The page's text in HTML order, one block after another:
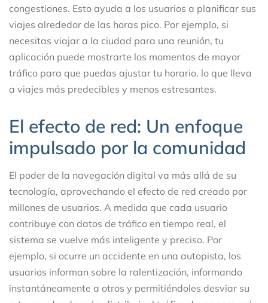
congestiones. Esto ayuda a los usuarios a planificar sus
viajes alrededor de las horas pico. Por ejemplo, si
necesitas viajar a la ciudad para una reunión, tu
aplicación puede mostrarte los momentos de mayor
tráfico para que puedas ajustar tu horario, lo que lleva
a viajes más predecibles y menos estresantes.
El efecto de red: Un enfoque
impulsado por la comunidad
El poder de la navegación digital va más allá de su
tecnología, aprovechando el efecto de red creado por
millones de usuarios. A medida que cada usuario
contribuye con datos de tráfico en tiempo real, el
sistema se vuelve más inteligente y preciso. Por
ejemplo, si ocurre un accidente en una autopista, los
usuarios informan sobre la ralentización, informando
instantáneamente a otros y permitiéndoles desviar su